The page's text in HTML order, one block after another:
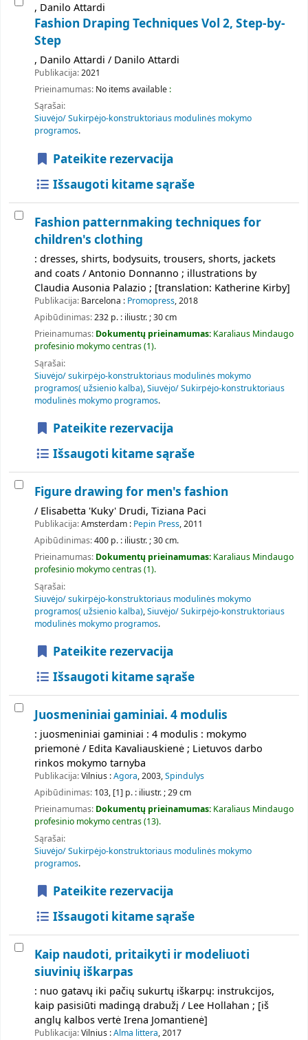
, Danilo Attardi
Fashion Draping Techniques Vol 2, Step-by-
Step
, Danilo Attardi / Danilo Attardi
Publikacija:2021
Prieinamumas: No items available :
Sąrašai:
Siuvėjo/ Sukirpėjo-konstruktoriaus modulinės mokymo
programos.
Pateikite rezervacija
Išsaugoti kitame sąraše
Fashion patternmaking techniques for
children's clothing
: dresses, shirts, bodysuits, trousers, shorts, jackets
and coats / Antonio Donnanno ; illustrations by
Claudia Ausonia Palazio ; [translation: Katherine Kirby]
Publikacija: Barcelona : Promopress, 2018
Apibūdinimas:232 p. : iliustr. ; 30 cm
Prieinamumas: Dokumentų prieinamumas: Karaliaus Mindaugo
profesinio mokymo centras(1).
Sąrašai:
Siuvėjo/ sukirpėjo-konstruktoriaus modulinės mokymo
programos( užsienio kalba),Siuvėjo/ Sukirpėjo-konstruktoriaus
modulinės mokymo programos.
Pateikite rezervacija
Išsaugoti kitame sąraše
Figure drawing for men's fashion
/ Elisabetta 'Kuky' Drudi, Tiziana Paci
Publikacija:Amsterdam : Pepin Press, 2011
Apibūdinimas:400 p. : iliustr. ; 30 cm.
Prieinamumas: Dokumentų prieinamumas: Karaliaus Mindaugo
profesinio mokymo centras(1).
Sąrašai:
Siuvėjo/ sukirpėjo-konstruktoriaus modulinės mokymo
programos( užsienio kalba),Siuvėjo/ Sukirpėjo-konstruktoriaus
modulinės mokymo programos.
Pateikite rezervacija
Išsaugoti kitame sąraše
Juosmeniniai gaminiai. 4 modulis
: juosmeniniai gaminiai : 4 modulis : mokymo
priemonė / Edita Kavaliauskienė ; Lietuvos darbo
rinkos mokymo tarnyba
Publikacija:Vilnius :Agora, 2003,Spindulys
Apibūdinimas: 103, [1] p. : iliustr. ; 29 cm
Prieinamumas: Dokumentų prieinamumas: Karaliaus Mindaugo
profesinio mokymo centras(13).
Sąrašai:
Siuvėjo/ Sukirpėjo-konstruktoriaus modulinės mokymo
programos.
Pateikite rezervacija
Išsaugoti kitame sąraše
Kaip naudoti, pritaikyti ir modeliuoti
siuvinių iškarpas
: nuo gatavų iki pačių sukurtų iškarpų: instrukcijos,
kaip pasisiūti madingą drabužį / Lee Hollahan ; [iš
anglų kalbos vertė Irena Jomantienė]
Publikacija:Vilnius :Alma littera, 2017